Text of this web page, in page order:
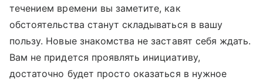
течением времени вы заметите, как
обстоятельства станут складываться в вашу
пользу. Новые знакомства не заставят себя ждать.
Вам не придется проявлять инициативу,
достаточно будет просто оказаться в нужное